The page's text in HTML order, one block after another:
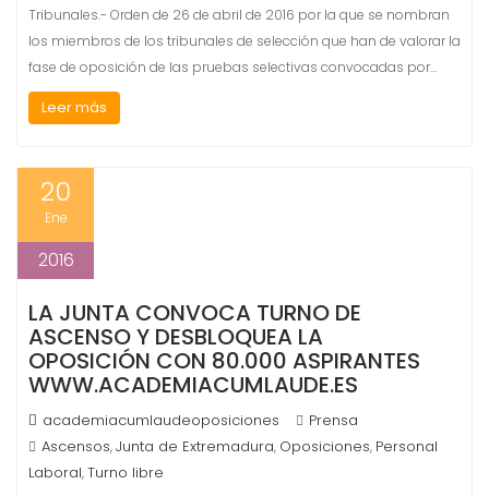
Tribunales.- Orden de 26 de abril de 2016 por la que se nombran
los miembros de los tribunales de selección que han de valorar la
fase de oposición de las pruebas selectivas convocadas por…
Leer más
20
Ene
2016
LA JUNTA CONVOCA TURNO DE
ASCENSO Y DESBLOQUEA LA
OPOSICIÓN CON 80.000 ASPIRANTES
WWW.ACADEMIACUMLAUDE.ES
academiacumlaudeoposiciones
Prensa
Ascensos,Junta de Extremadura, Oposiciones, Personal
Laboral,Turno libre